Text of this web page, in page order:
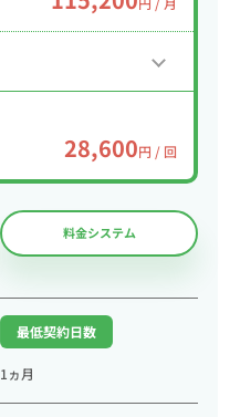
28,600円 / 回
料金システム
最低契約日数
1ヵ月